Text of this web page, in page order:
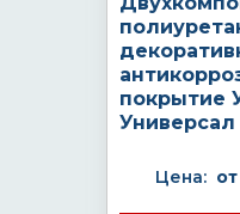
покрытие
Универсал
Цена: от